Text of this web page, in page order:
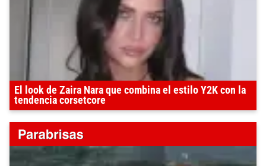
El look de Zaira Nara que combina el estilo Y2K con la
tendencia corsetcore